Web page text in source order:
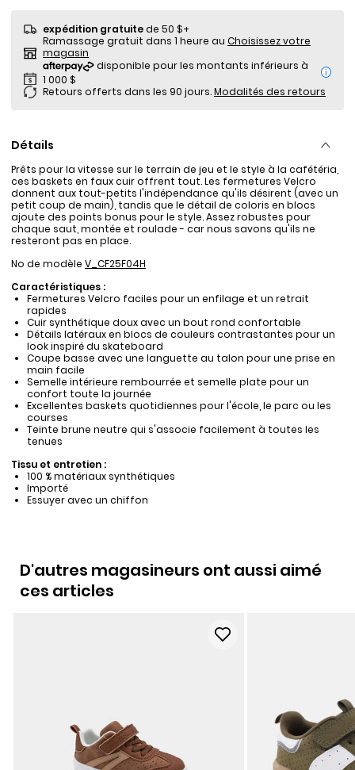
expédition gratuitede 50 $+
Ramassage gratuit dans 1 heure au Choisissez votre
magasin
i
Retours offerts dans les 90 jours.Modalités des retours
Détails
Prêts pour la vitesse sur le terrain de jeu et le style à la cafétéria,
ces baskets en faux cuir offrent tout. Les fermetures Velcro
donnent aux tout-petits l'indépendance qu'ils désirent (avec un
petit coup de main), tandis que le détail de coloris en blocs
ajoute des points bonus pour le style. Assez robustes pour
chaque saut, montée et roulade - car nous savons qu'ils ne
resteront pas en place.
No de modèle V_CF25F04H
Caractéristiques :
Fermetures Velcro faciles pour un enfilage et un retrait
rapides
Cuir synthétique doux avec un bout rond confortable
Détails latéraux en blocs de couleurs contrastantes pour un
look inspiré du skateboard
Coupe basse avec une languette au talon pour une prise en
main facile
Semelle intérieure rembourrée et semelle plate pour un
confort toute la journée
Excellentes baskets quotidiennes pour l'école, le parc ou les
courses
Teinte brune neutre qui s'associe facilement à toutes les
tenues
Tissu et entretien :
100 % matériaux synthétiques
Importé
Essuyer avec un chiffon
D'autres magasineurs ont aussi aimé
ces articles